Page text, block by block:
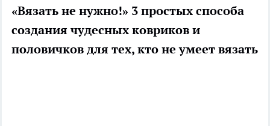
«Вязать не нужно!» 3 простых способа
создания чудесных ковриков и
половичков для тех, кто не умеет вязать